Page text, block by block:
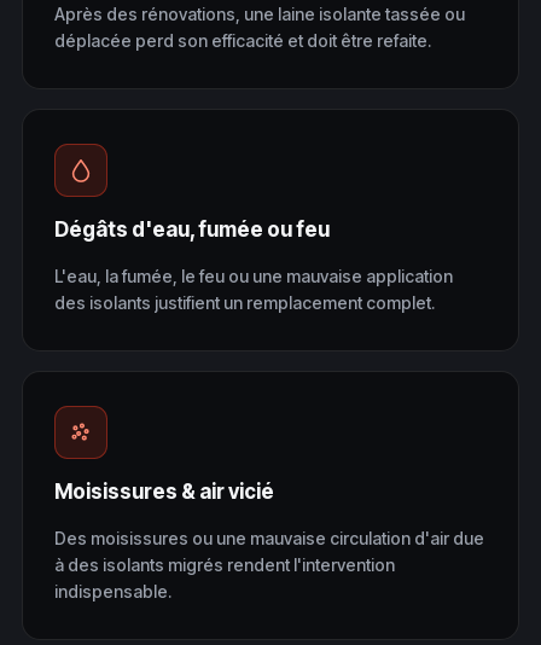
Après des rénovations, une laine isolante tassée ou
déplacée perd son efficacité et doit être refaite.
Dégâts d'eau, fumée ou feu
L'eau, la fumée, le feu ou une mauvaise application
des isolants justifient un remplacement complet.
Moisissures & air vicié
Des moisissures ou une mauvaise circulation d'air due
à des isolants migrés rendent l'intervention
indispensable.